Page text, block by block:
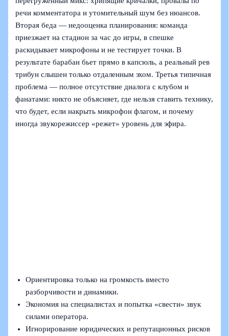
речи комментатора и утомительный шум без нюансов.
Вторая беда — недооценка планирования: команда
приезжает на стадион за час до игры, в спешке
раскидывает микрофоны и не тестирует точки. В
результате барабан бьет прямо в капсюль, а реальный рев
трибун слышен только отдаленным эхом. Третья типичная
проблема — полное отсутствие диалога с клубом и
фанатами: никто не объясняет, где нельзя ставить технику,
что будет, если накрыть микрофон флагом, и почему
иногда звукорежиссер «режет» уровень для эфира.
Ориентировка только на громкость вместо
разборчивости и динамики.
Экономия на специалистах и попытка «свести» звук
силами оператора.
Игнорирование юридических и репутационных рисков